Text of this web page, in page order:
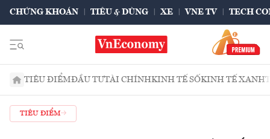
CHỨNG KHOÁN TIÊU & DÙNG XE VNE TV TECH
TIÊU ĐIỂMĐẦU TƯTÀI CHÍNHKINH TẾ SỐKINH TẾ XANH
TIÊU ĐIỂM